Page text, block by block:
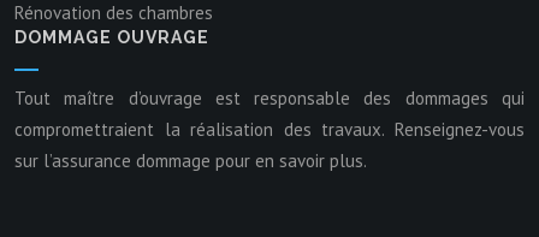
Rénovation des chambres
DOMMAGE OUVRAGE
Tout maître d’ouvrage est responsable des dommages qui
compromettraient la réalisation des travaux. Renseignez-vous
sur l’assurance dommage pour en savoir plus.